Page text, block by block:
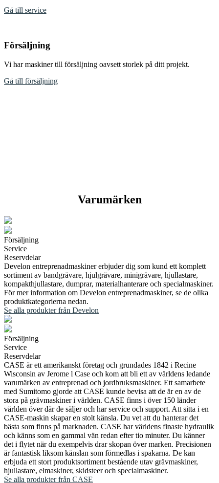
Gå till service
Försäljning
Vi har maskiner till försäljning oavsett storlek på ditt projekt.
Gå till försäljning
Varumärken
Försäljning
Service
Reservdelar
Develon entreprenadmaskiner erbjuder dig som kund ett komplett
sortiment av bandgrävare, hjulgrävare, minigrävare, hjullastare,
kompakthjullastare, dumprar, materialhanterare och specialmaskiner.
För mer information om Develon entreprenadmaskiner, se de olika
produktkategorierna nedan.
Se alla produkter från Develon
Försäljning
Service
Reservdelar
CASE är ett amerikanskt företag och grundades 1842 i Recine
Wisconsin av Jerome l Case och kom att bli ett av världens ledande
varumärken av entreprenad och jordbruksmaskiner. Ett samarbete
med Sumitomo gjorde att CASE kunde bevisa att de är en av de
stora på grävmaskiner i världen. CASE finns i över 150 länder
världen över där de säljer och har service och support. Att sitta i en
CASE-maskin skapar en stolt känsla. Du vet att du hanterar det
bästa som finns på marknaden. CASE har världens finaste hydraulik
och känns som en gammal vän redan efter tio minuter. Du känner
det i flytet när du exempelvis drar skopan över marken. Precisionen
är fantastisk liksom känslan som förmedlas i spakarna. De kan
erbjuda ett stort produktsortiment bestående utav grävmaskiner,
hjullastare, elmaskiner, skidsteer och specialmaskiner.
Se alla produkter från CASE